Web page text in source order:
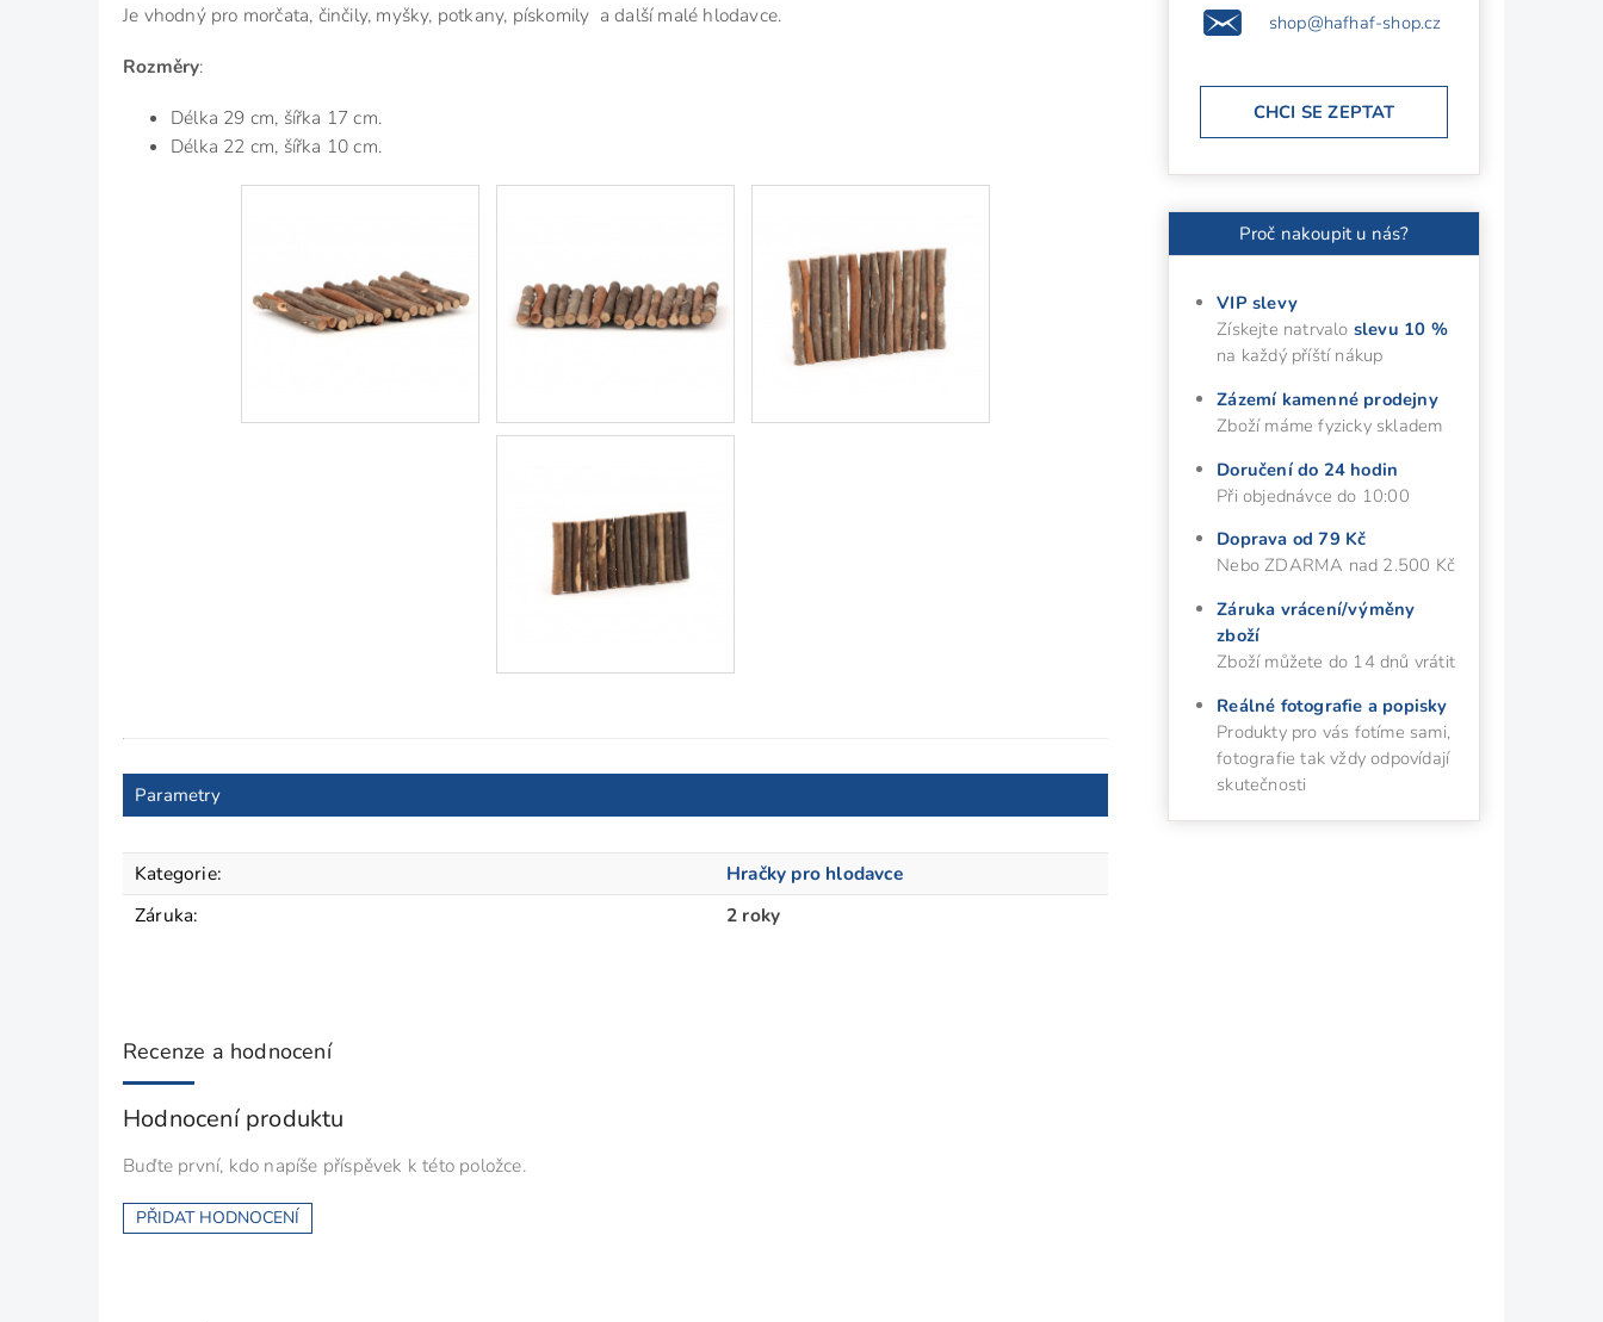
Je vhodný pro morčata, činčily, myšky, potkany, pískomily a další malé hlodavce.
Rozměry:
Délka 29 cm, šířka 17 cm.
Délka 22 cm, šířka 10 cm.
Parametry
Kategorie:
Hračky pro hlodavce
Záruka: 2 roky
Recenze a hodnocení
Hodnocení produktu
Buďte první, kdo napíše příspěvek k této položce.
PŘIDAT HODNOCENÍ
shop@hafhaf-shop.cz
CHCI SE ZEPTAT
Proč nakoupit u nás?
VIP slevy
Získejte natrvalo slevu 10 %
na každý příští nákup
Zázemí kamenné prodejny
Zboží máme fyzicky skladem
Doručení do 24 hodin
Při objednávce do 10:00
Doprava od 79 Kč
Nebo ZDARMA nad 2.500 Kč
Záruka vrácení/výměny
zboží
Zboží můžete do 14 dnů vrátit
Reálné fotografie a popisky
Produkty pro vás fotíme sami,
fotografie tak vždy odpovídají
skutečnosti